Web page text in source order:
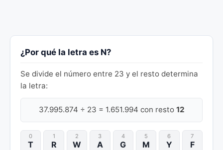
¿Por qué la letra es N?
Se divide el número entre 23 y el resto determina
la letra:
37.995.874 ÷ 23 = 1.651.994 con resto 12
0
T
1
R
2
W
3
A
4
G
5
M
6
Y
7
F